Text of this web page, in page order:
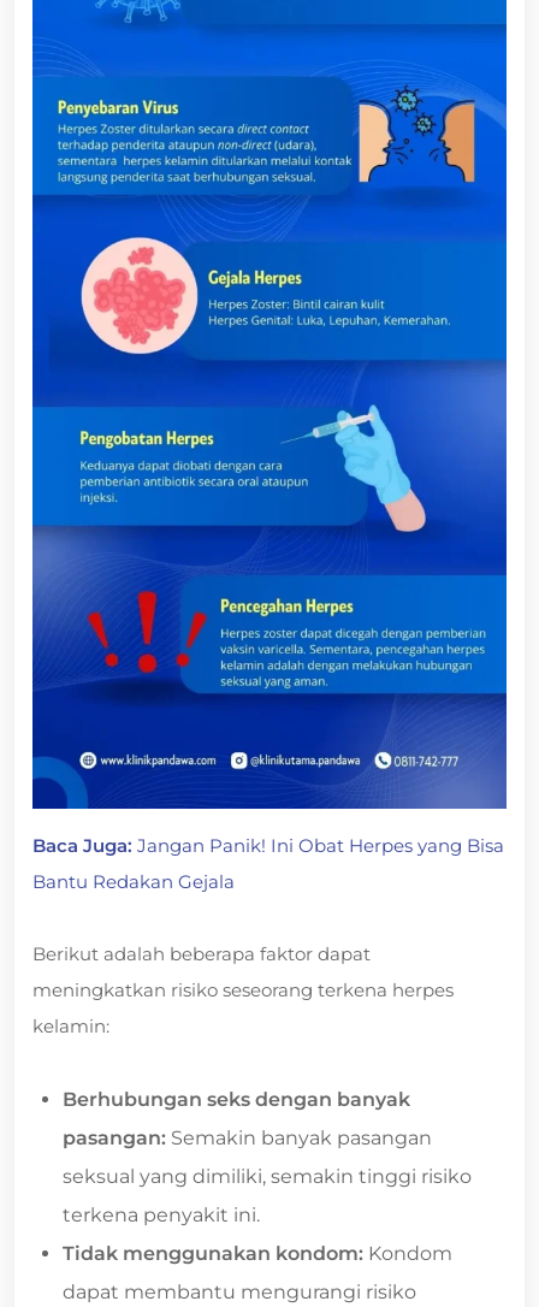
Baca Juga: Jangan Panik! Ini Obat Herpes yang Bisa
Bantu Redakan Gejala
Berikut adalah beberapa faktor dapat
meningkatkan risiko seseorang terkena herpes
kelamin:
Berhubungan seks dengan banyak
pasangan: Semakin banyak pasangan
seksual yang dimiliki, semakin tinggi risiko
terkena penyakit ini.
Tidak menggunakan kondom: Kondom
dapat membantu mengurangi risiko